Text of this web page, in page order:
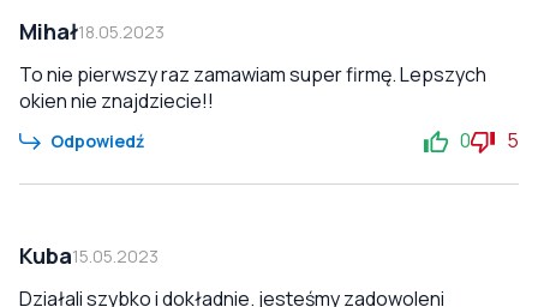
Mihał18.05.2023
To nie pierwszy raz zamawiam super firmę. Lepszych
okien nie znajdziecie!!
Odpowiedź 0 5
Kuba15.05.2023
Działali szybko i dokładnie. jesteśmy zadowoleni